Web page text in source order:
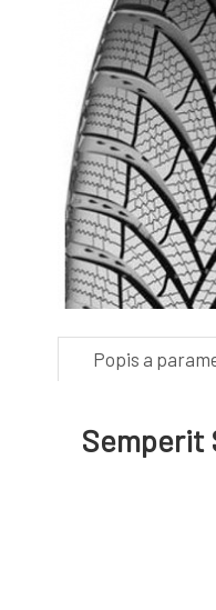
Popis a
Semperit